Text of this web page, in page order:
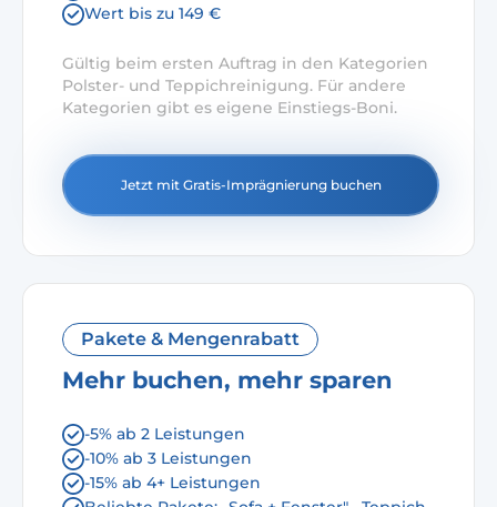
Wert bis zu 149 €
Gültig beim ersten Auftrag in den Kategorien
Polster- und Teppichreinigung. Für andere
Kategorien gibt es eigene Einstiegs-Boni.
Jetzt mit Gratis-Imprägnierung buchen
Pakete & Mengenrabatt
Mehr buchen, mehr sparen
-5% ab 2 Leistungen
-10% ab 3 Leistungen
-15% ab 4+ Leistungen